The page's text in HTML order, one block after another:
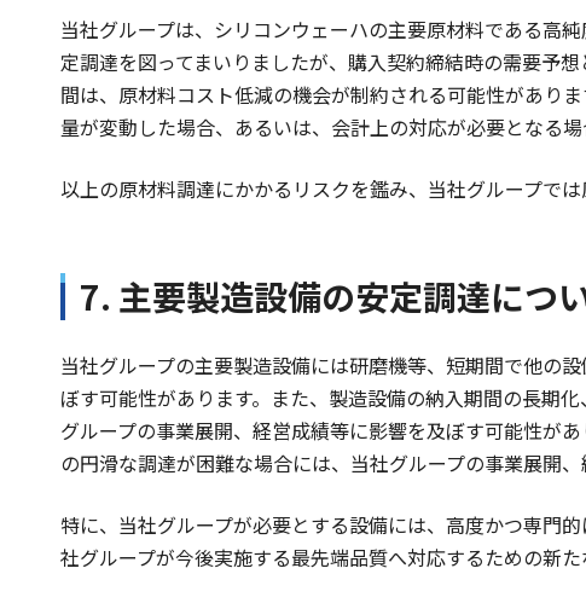
当社グループは、シリコンウェーハの主要原材料である高
定調達を図ってまいりましたが、購入契約締結時の需要予
間は、原材料コスト低減の機会が制約される可能性があり
量が変動した場合、あるいは、会計上の対応が必要となる
以上の原材料調達にかかるリスクを鑑み、当社グループで
7. 主要製造設備の安定調達につ
当社グループの主要製造設備には研磨機等、短期間で他の
ぼす可能性があります。また、製造設備の納入期間の長期
グループの事業展開、経営成績等に影響を及ぼす可能性が
の円滑な調達が困難な場合には、当社グループの事業展開
特に、当社グループが必要とする設備には、高度かつ専門
社グループが今後実施する最先端品質へ対応するための新